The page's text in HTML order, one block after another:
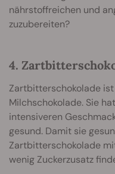
nährstoffreichen und
zuzubereiten?
4.
Zartbitterschokolade
Milchschokolade. Sie
intensiveren
gesund. Damit sie
Zartbitterschokolade
wenig Zuckerzusatz